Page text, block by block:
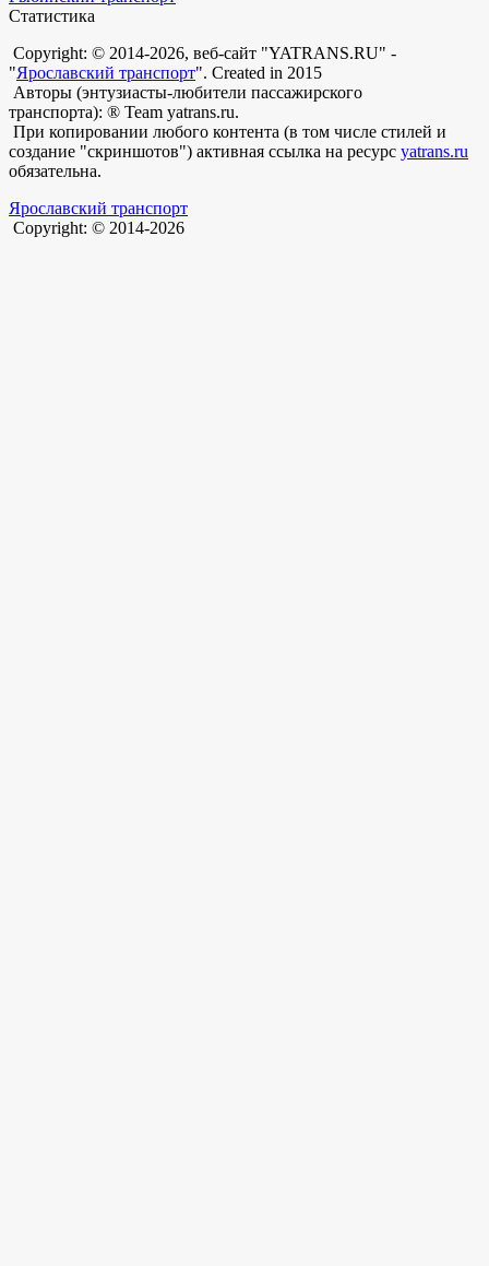
Статистика
Copyright: © 2014-2026, веб-сайт "YATRANS.RU" -
"Ярославский транспорт". Created in 2015
Авторы (энтузиасты-любители пассажирского
транспорта): ® Team yatrans.ru.
При копировании любого контента (в том числе стилей и
создание "скриншотов") активная ссылка на ресурс yatrans.ru
обязательна.
Ярославский транспорт
Copyright: © 2014-2026